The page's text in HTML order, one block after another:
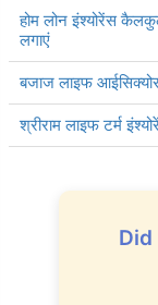
होम लोन इंश्योरेंस
लगाएं
बजाज लाइफ
श्रीराम लाइफ टर्म